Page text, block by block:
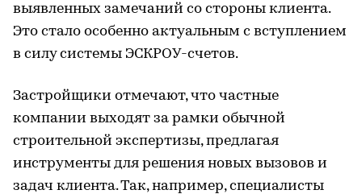
выявленных замечаний со стороны клиента.
Это стало особенно актуальным с вступлением
в силу системы ЭСКРОУ-счетов.
Застройщики отмечают, что частные
компании выходят за рамки обычной
строительной экспертизы, предлагая
инструменты для решения новых вызовов и
задач клиента. Так, например, специалисты